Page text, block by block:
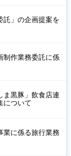
託」の企画提案を
制作業務委託に係
ま黒豚」飲食店連
について
業に係る旅行業務